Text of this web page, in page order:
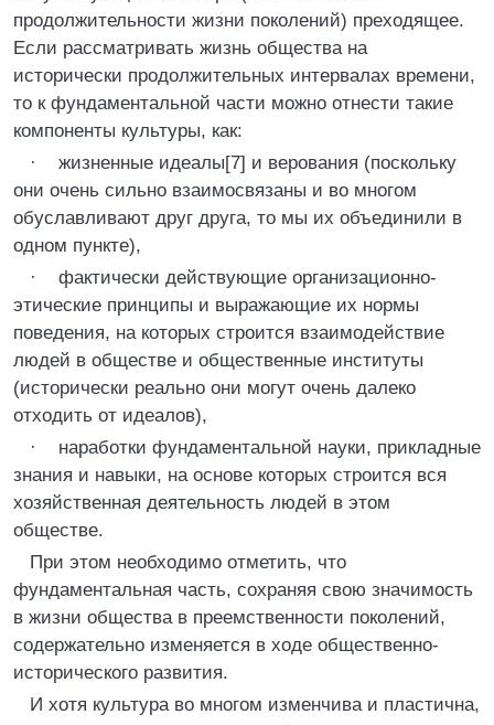
продолжительности жизни поколений) преходящее.
Если рассматривать жизнь общества на
исторически продолжительных интервалах времени,
то к фундаментальной части можно отнести такие
компоненты культуры, как:
· жизненные идеалы[7] и верования (поскольку
они очень сильно взаимосвязаны и во многом
обуславливают друг друга, то мы их объединили в
одном пункте),
· фактически действующие организационно-
этические принципы и выражающие их нормы
поведения, на которых строится взаимодействие
людей в обществе и общественные институты
(исторически реально они могут очень далеко
отходить от идеалов),
· наработки фундаментальной науки, прикладные
знания и навыки, на основе которых строится вся
хозяйственная деятельность людей в этом
обществе.
При этом необходимо отметить, что
фундаментальная часть, сохраняя свою значимость
в жизни общества в преемственности поколений,
содержательно изменяется в ходе общественно-
исторического развития.
И хотя культура во многом изменчива и пластична,